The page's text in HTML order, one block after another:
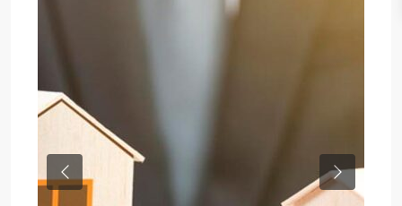
Previous Next